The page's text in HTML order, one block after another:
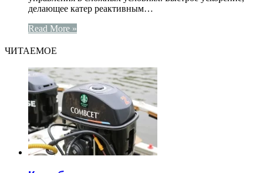
делающее катер реактивным…
Read More »
ЧИТАЕМОЕ